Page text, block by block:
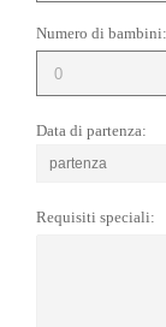
Numero di bambini:
Data di partenza:
Requisiti speciali: